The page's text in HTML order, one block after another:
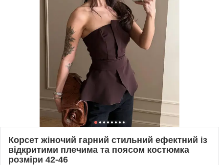
Корсет жіночий гарний стильний ефектний із
відкритими плечима та поясом костюмка
розміри 42-46